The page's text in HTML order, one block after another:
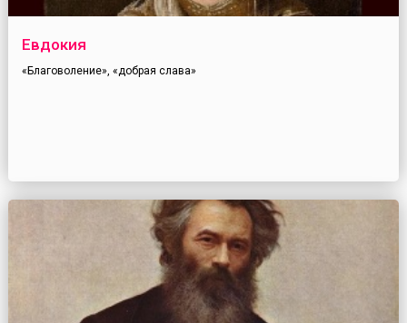
Евдокия
«Благоволение», «добрая слава»